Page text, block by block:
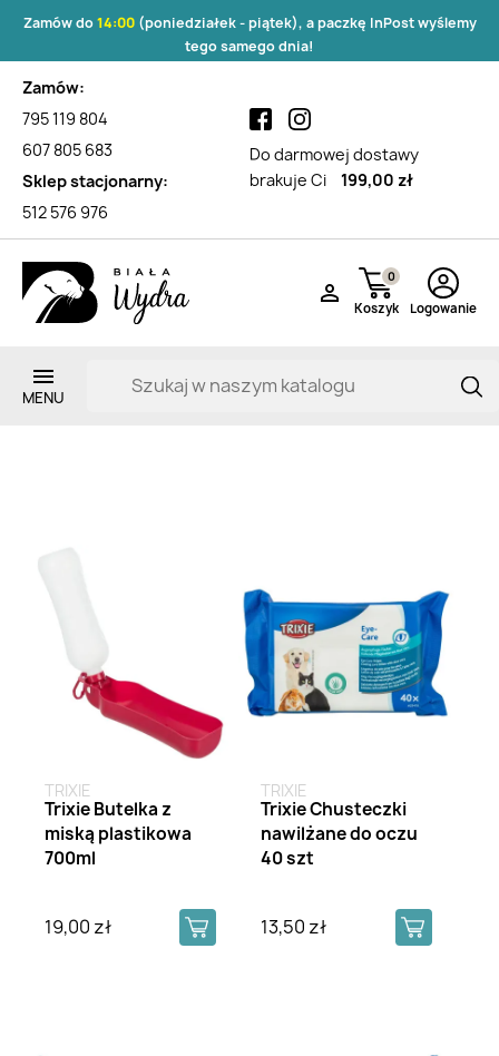
Zamów do14:00(poniedziałek - piątek), a paczkę InPost wyślemy
tego samego dnia!
Zamów:
795 119 804
607 805 683
Sklep stacjonarny:
512 576 976
Do darmowej dostawy
brakuje Ci
199,00 zł

Koszyk
0
Logowanie
Lista produktów marki TRIXIE
TRIXIE
Trixie Butelka z
miską plastikowa
700ml
19,00 zł
TRIXIE
Trixie Chusteczki
nawilżane do oczu
40 szt
13,50 zł